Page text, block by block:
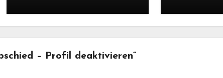
– Profil deaktivieren“